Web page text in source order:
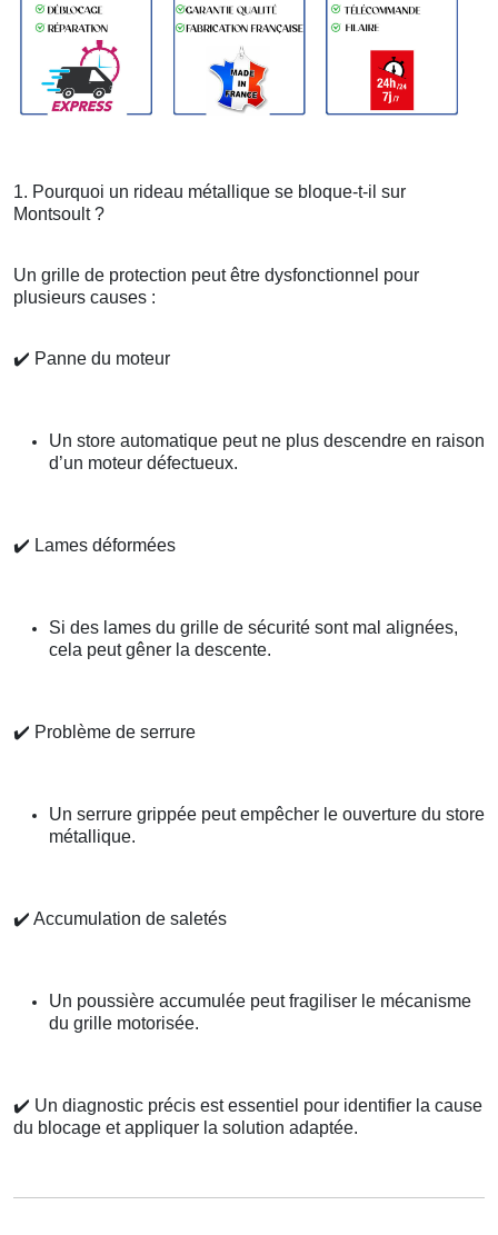
1. Pourquoi un rideau métallique se bloque-t-il sur
Montsoult ?
Un grille de protection peut être dysfonctionnel pour
plusieurs causes :
✔️ Panne du moteur
Un store automatique peut ne plus descendre en raison
d’un moteur défectueux.
✔️ Lames déformées
Si des lames du grille de sécurité sont mal alignées,
cela peut gêner la descente.
✔️ Problème de serrure
Un serrure grippée peut empêcher le ouverture du store
métallique.
✔️ Accumulation de saletés
Un poussière accumulée peut fragiliser le mécanisme
du grille motorisée.
✔️ Un diagnostic précis est essentiel pour identifier la cause
du blocage et appliquer la solution adaptée.